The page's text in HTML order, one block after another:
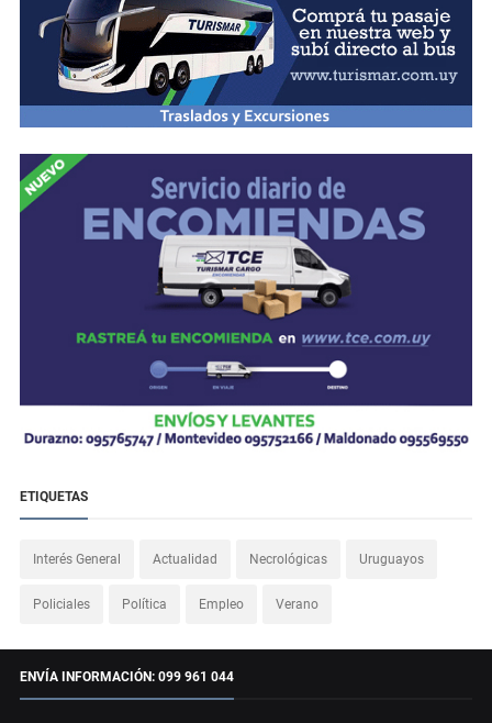
ETIQUETAS
Interés General Actualidad Necrológicas Uruguayos
Policiales Política Empleo Verano
ENVÍA INFORMACIÓN: 099 961 044